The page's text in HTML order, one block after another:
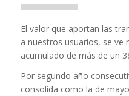
El valor que aportan las
a nuestros usuarios, se ve
acumulado de más de un
Por segundo año
consolida como la de